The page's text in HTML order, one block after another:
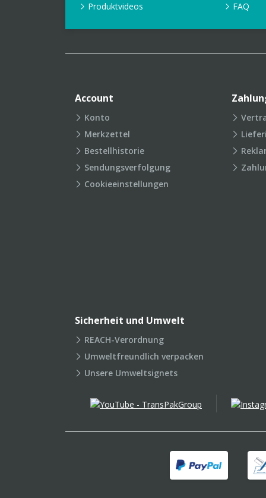
Produktvideos
FAQ
Account
Konto
Merkzettel
Bestellhistorie
Sendungsverfolgung
Cookieeinstellungen
Sicherheit und Umwelt
REACH-Verordnung
Umweltfreundlich verpacken
Unsere Umweltsignets